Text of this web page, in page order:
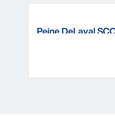
Peine DeLaval